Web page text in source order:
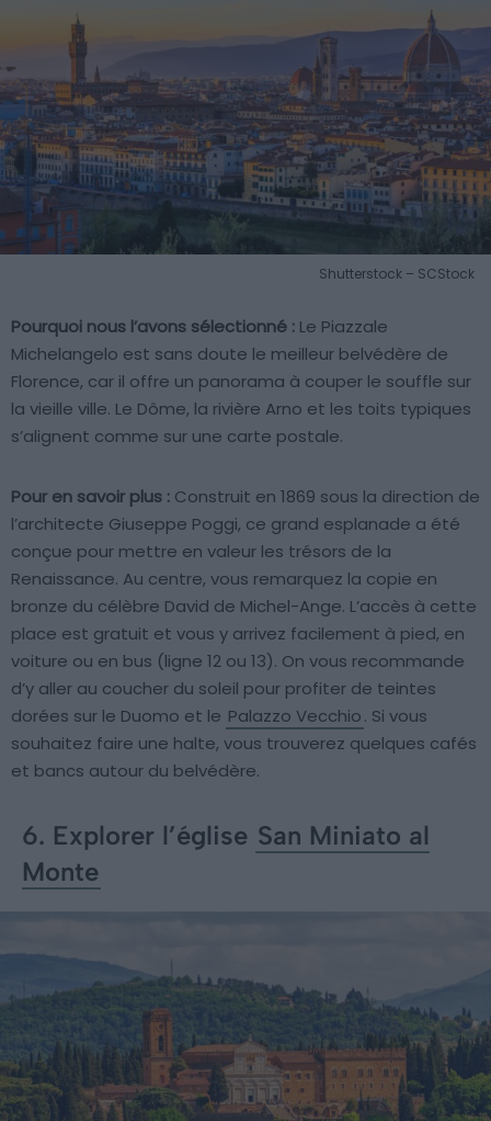
Shutterstock – SCStock
Pourquoi nous l’avons sélectionné : Le Piazzale
Michelangelo est sans doute le meilleur belvédère de
Florence, car il offre un panorama à couper le souffle sur
la vieille ville. Le Dôme, la rivière Arno et les toits typiques
s’alignent comme sur une carte postale.
Pour en savoir plus : Construit en 1869 sous la direction de
l’architecte Giuseppe Poggi, ce grand esplanade a été
conçue pour mettre en valeur les trésors de la
Renaissance. Au centre, vous remarquez la copie en
bronze du célèbre David de Michel-Ange. L’accès à cette
place est gratuit et vous y arrivez facilement à pied, en
voiture ou en bus (ligne 12 ou 13). On vous recommande
d’y aller au coucher du soleil pour profiter de teintes
dorées sur le Duomo et le Palazzo Vecchio. Si vous
souhaitez faire une halte, vous trouverez quelques cafés
et bancs autour du belvédère.
6. Explorer l’église San Miniato al
Monte